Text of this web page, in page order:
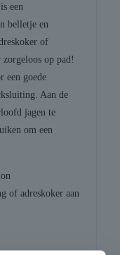
een
belletje en
of
op pad!
een goede
Aan de
jagen te
om een
of adreskoker aan